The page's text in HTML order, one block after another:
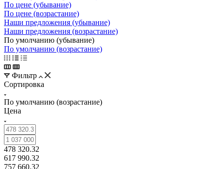
По цене (убывание)
По цене (возрастание)
Наши предложения (убывание)
Наши предложения (возрастание)
По умолчанию (убывание)
По умолчанию (возрастание)
Фильтр
Сортировка
По умолчанию (возрастание)
Цена
478 320.32
617 990.32
757 660.32